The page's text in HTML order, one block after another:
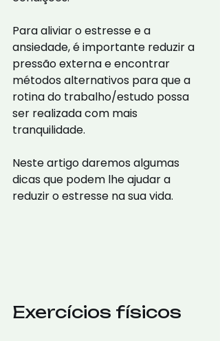
Para aliviar o estresse e a
ansiedade, é importante reduzir a
pressão externa e encontrar
métodos alternativos para que a
rotina do trabalho/estudo possa
ser realizada com mais
tranquilidade.
Neste artigo daremos algumas
dicas que podem lhe ajudar a
reduzir o estresse na sua vida.
Exercícios físicos